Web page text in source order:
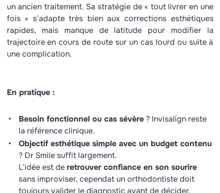
un ancien traitement. Sa stratégie de « tout livrer en une
fois » s’adapte très bien aux corrections esthétiques
rapides, mais manque de latitude pour modifier la
trajectoire en cours de route sur un cas lourd ou suite à
une complication.
En pratique :
Besoin fonctionnel ou cas sévère? Invisalign reste
la référence clinique.
Objectif esthétique simple avec un budget contenu
? Dr Smile suffit largement.
L’idée est deretrouver confiance en son sourire
sans improviser, cependat un orthodontiste doit
toujours valider le diagnostic avant de décider.